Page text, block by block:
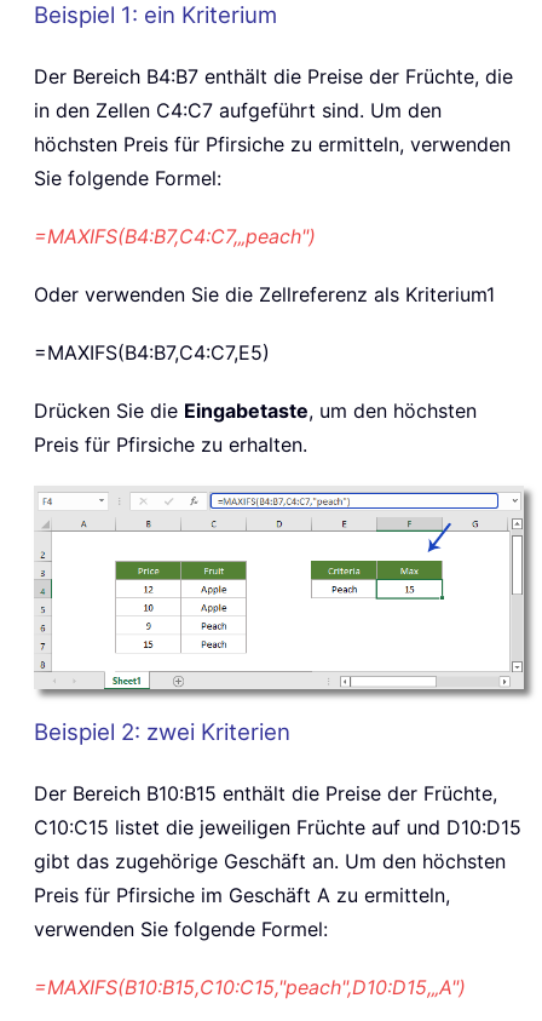
Beispiel 1: ein Kriterium
Der Bereich B4:B7 enthält die Preise der Früchte, die
in den Zellen C4:C7 aufgeführt sind. Um den
höchsten Preis für Pfirsiche zu ermitteln, verwenden
Sie folgende Formel:
=MAXIFS(B4:B7,C4:C7,„peach")
Oder verwenden Sie die Zellreferenz als Kriterium1
=MAXIFS(B4:B7,C4:C7,E5)
Drücken Sie die Eingabetaste, um den höchsten
Preis für Pfirsiche zu erhalten.
Beispiel 2: zwei Kriterien
Der Bereich B10:B15 enthält die Preise der Früchte,
C10:C15 listet die jeweiligen Früchte auf und D10:D15
gibt das zugehörige Geschäft an. Um den höchsten
Preis für Pfirsiche im Geschäft A zu ermitteln,
verwenden Sie folgende Formel:
=MAXIFS(B10:B15,C10:C15,"peach",D10:D15,„A")